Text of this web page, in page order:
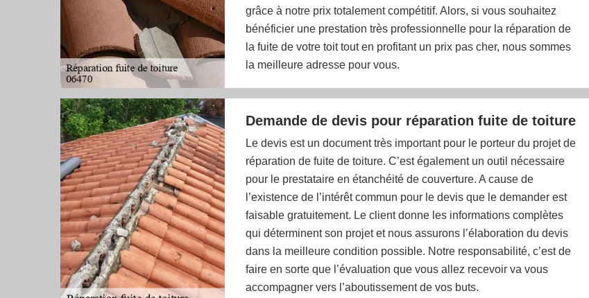
grâce à notre prix totalement compétitif. Alors, si vous souhaitez
bénéficier une prestation très professionnelle pour la réparation de
la fuite de votre toit tout en profitant un prix pas cher, nous sommes
la meilleure adresse pour vous.
Demande de devis pour réparation fuite de toiture
Le devis est un document très important pour le porteur du projet de
réparation de fuite de toiture. C’est également un outil nécessaire
pour le prestataire en étanchéité de couverture. A cause de
l’existence de l’intérêt commun pour le devis que le demander est
faisable gratuitement. Le client donne les informations complètes
qui déterminent son projet et nous assurons l’élaboration du devis
dans la meilleure condition possible. Notre responsabilité, c’est de
faire en sorte que l’évaluation que vous allez recevoir va vous
accompagner vers l’aboutissement de vos buts.